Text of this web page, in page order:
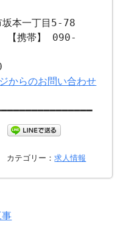
本一丁目5-78
【携帯】 090-
からのお問い合わせ
テゴリー：求人情報